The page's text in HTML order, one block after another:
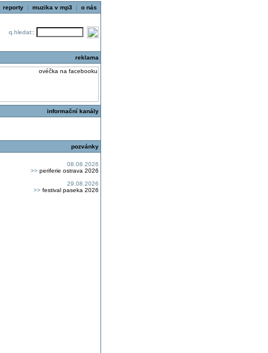
reporty| muzika v mp3 | o nás
q.hledat::
reklama
informační kanály
pozvánky
08.08.2026
>> periferie ostrava 2026
29.08.2026
>> festival paseka 2026